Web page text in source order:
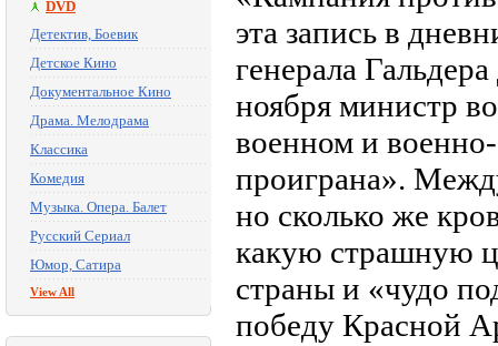
DVD
Детектив, Боевик
Детское Кино
Документальное Кино
Драма. Мелодрама
Классика
Комедия
Музыка. Опера. Балет
Русский Сериал
Юмор, Сатира
View All
эта запись в
генерала
ноября министр
военном и
проиграна».
но сколько же
какую страшную
страны и «чудо
победу Красной